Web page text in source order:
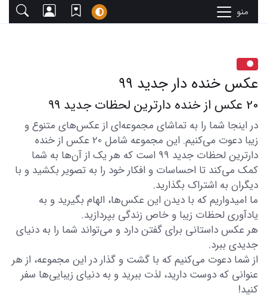
منو
عکس خنده دار جدید ۹۹
20 عکس از خنده دارترین لحظات جدید 99
در اینجا شما را به تماشای مجموعه‌ای از عکس‌های متنوع و
زیبا دعوت می‌کنیم. این مجموعه شامل 20 عکس از خنده
دارترین لحظات جدید 99 است که هر یک از آن‌ها به شما
کمک می‌کند تا احساسات و افکار خود را به تصویر بکشید و با
دیگران به اشتراک بگذارید.
ما امیدواریم که با دیدن این عکس‌ها، الهام بگیرید و به
یادآوری لحظات زیبا و خاص زندگی بپردازید.
هر عکس داستانی برای گفتن دارد و می‌تواند شما را به دنیای
جدیدی ببرد.
از شما دعوت می‌کنیم که با گشت و گذار در این مجموعه، از هر
عنوانی که دوست دارید، لذت ببرید و به دنیای زیبایی‌ها سفر
کنید!